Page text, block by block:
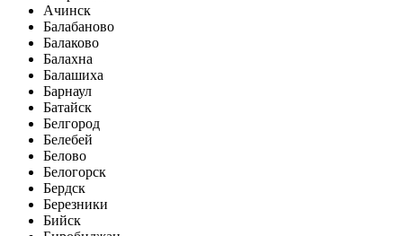
Ачинск
Балабаново
Балаково
Балахна
Балашиха
Барнаул
Батайск
Белгород
Белебей
Белово
Белогорск
Бердск
Березники
Бийск